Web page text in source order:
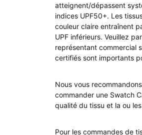
atteignent/dépassent
indices UPF50+. Les
couleur claire entraînent
UPF inférieurs. Veuillez
représentant commercial
certifiés sont importants
Nous vous
commander une Swatch
qualité du tissu et la ou
Pour les commandes de